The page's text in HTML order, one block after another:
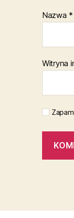
Nazwa *
Witryna